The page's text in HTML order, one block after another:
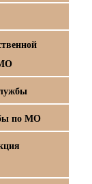
по МО